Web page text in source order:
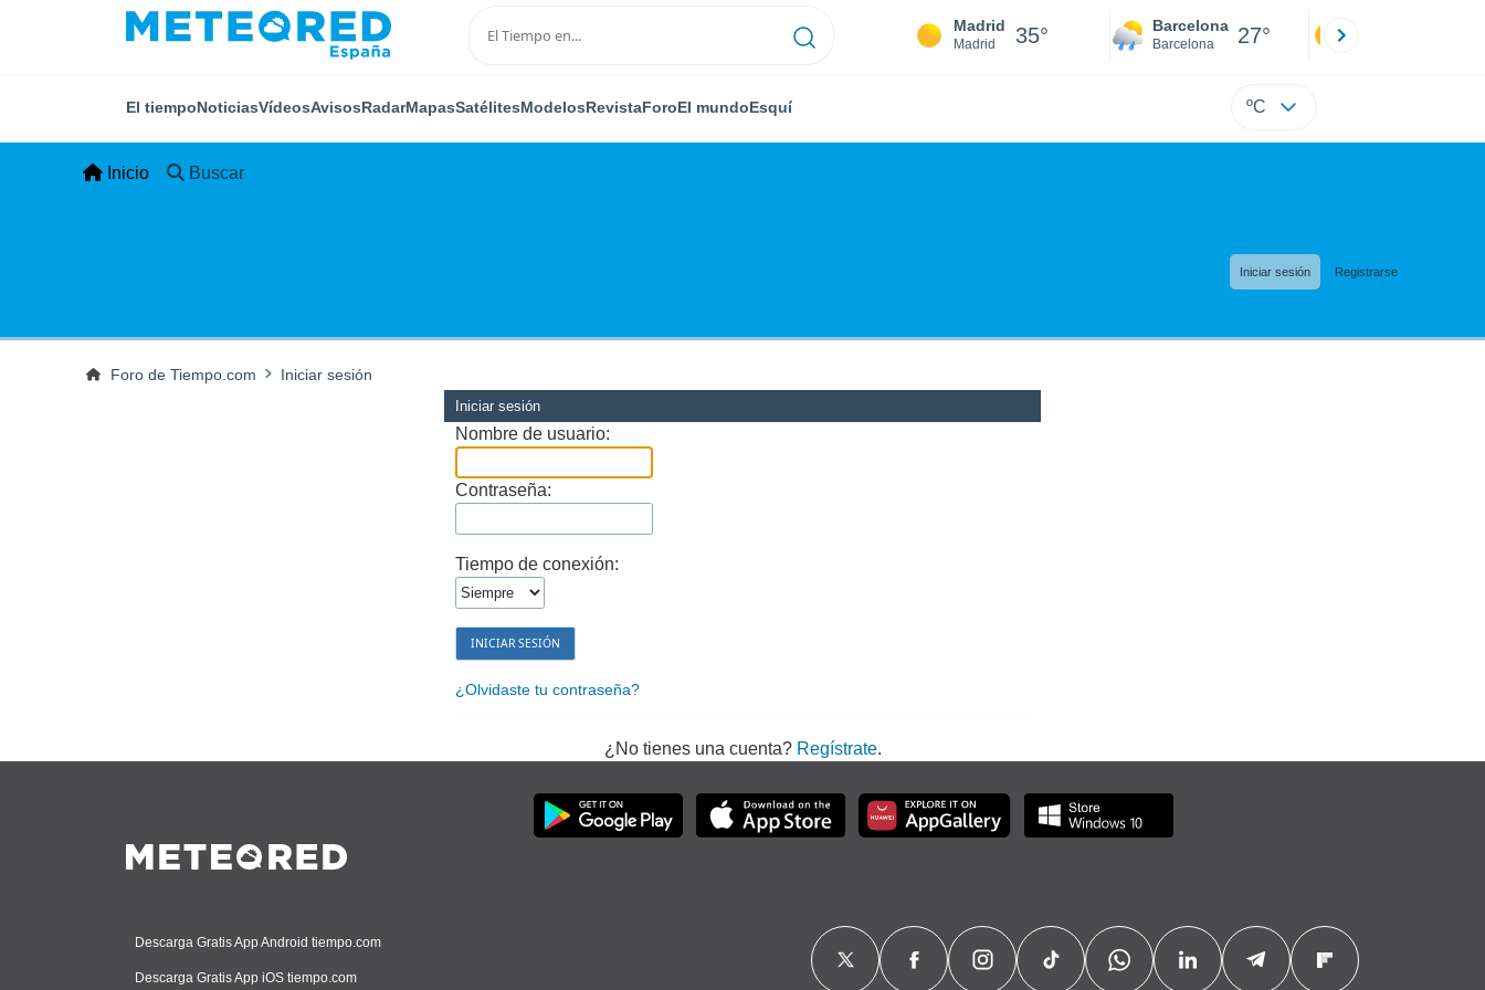
Madrid
Madrid 35° Barcelona
Barcelona 27°
El tiempoNoticiasVídeosAvisosRadarMapasSatélitesModelosRevistaForoEl mundoEsquí ºC
Inicio Buscar
Iniciar sesión Registrarse
Foro de Tiempo.com Iniciar sesión
Iniciar sesión
Nombre de usuario:
Contraseña:
Tiempo de conexión:
¿Olvidaste tu contraseña?
¿No tienes una cuenta? Regístrate.
Descarga Gratis App Android tiempo.com
Descarga Gratis App iOS tiempo.com